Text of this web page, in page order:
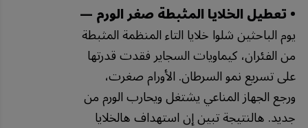
• تعطيل الخلايا المثبطة صغر الورم —
يوم الباحثين شلوا خلايا التاء المنظمة المثبطة
من الفئران، كيماويات السجاير فقدت قدرتها
على تسريع نمو السرطان. الأورام صغرت،
ورجع الجهاز المناعي يشتغل ويحارب الورم من
جديد. هالنتيجة تبين إن استهداف هالخلايا